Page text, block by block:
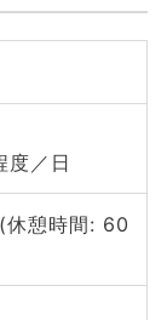
度／日
憩時間: 60